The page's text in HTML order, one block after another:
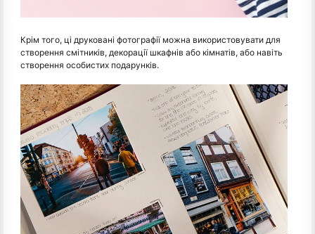
Крім того, ці друковані фотографії можна використовувати для
створення смітників, декорації шкафнів або кімнатів, або навіть
створення особистих подарунків.